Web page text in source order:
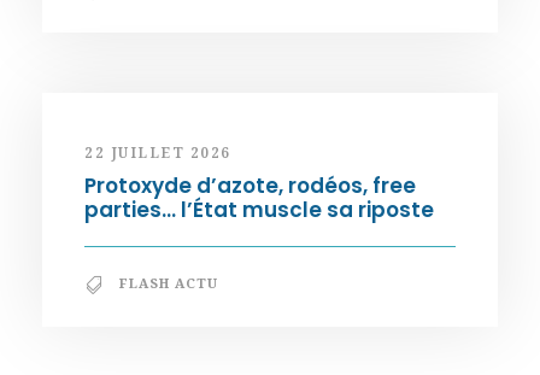
22 JUILLET 2026
Protoxyde d’azote, rodéos, free
parties… l’État muscle sa riposte
FLASH ACTU